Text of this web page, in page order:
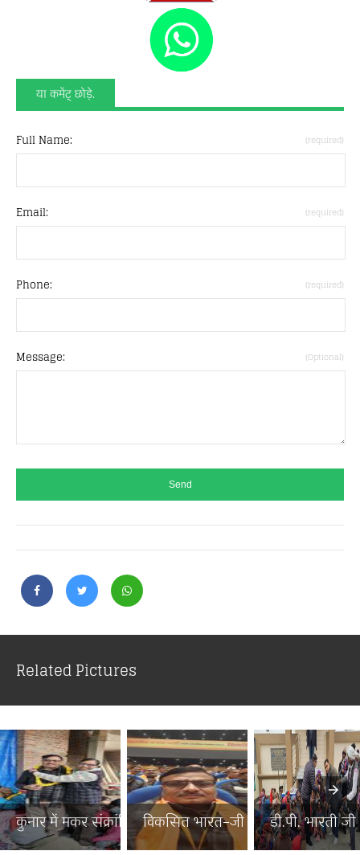
या कमेंट् छोड़े.
Full Name: (required)
Email: (required)
Phone: (required)
Message: (Optional)
Related Pictures
कुनार में मकर संक्रांति पर...विकसित भारत–जी राम जी जनज...
डी.पी. भारती